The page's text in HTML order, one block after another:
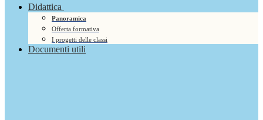
Didattica
Panoramica
Offerta formativa
I progetti delle classi
Documenti utili